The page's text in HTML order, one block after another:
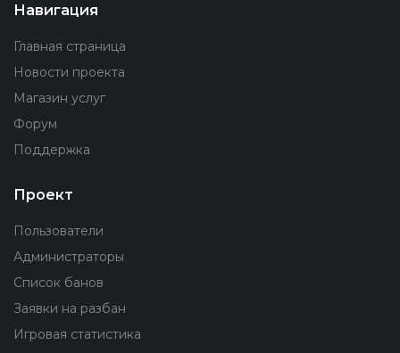
Навигация
Главная страница
Новости проекта
Магазин услуг
Форум
Поддержка
Проект
Пользователи
Администраторы
Список банов
Заявки на разбан
Игровая статистика